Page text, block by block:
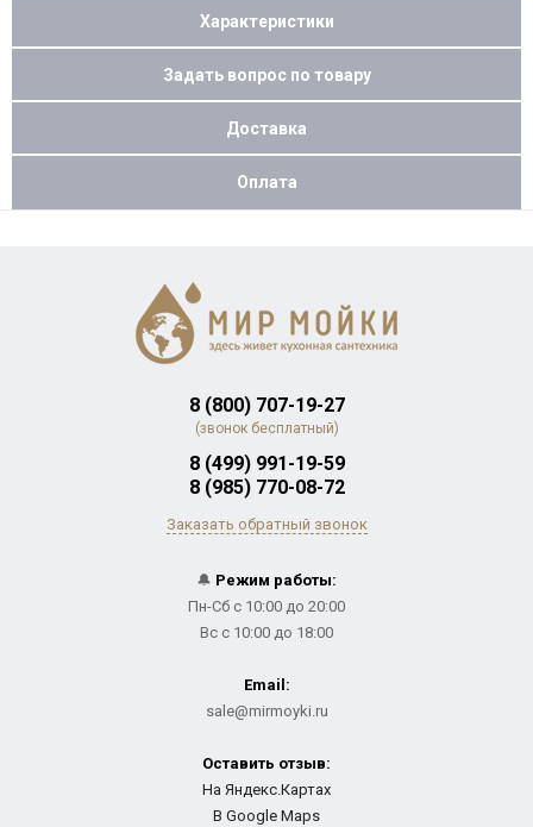
Характеристики
Задать вопрос по товару
Доставка
Оплата
8 (800) 707-19-27
(звонок бесплатный)
8 (499) 991-19-59
8 (985) 770-08-72
Заказать обратный звонок
🔔 Режим работы:
Пн-Сб с 10:00 до 20:00
Вс с 10:00 до 18:00
Email:
sale@mirmoyki.ru
Оставить отзыв:
На Яндекс.Картах
В Google Maps